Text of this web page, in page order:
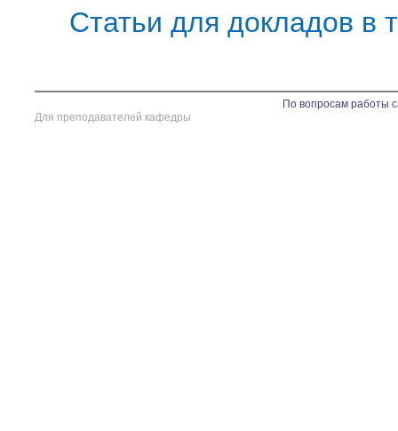
Статьи для докладов в
По вопросам работы
Для преподавателей кафедры